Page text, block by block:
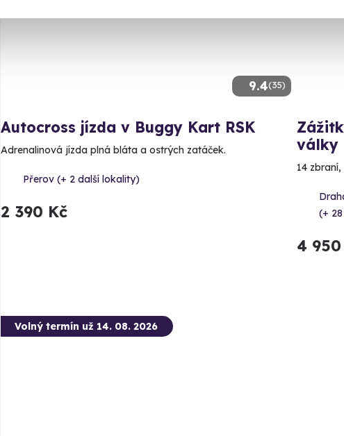
9.4(35)
Autocross jízda v Buggy Kart RSK
Adrenalinová jízda plná bláta a ostrých zatáček.
Přerov (+ 2 další lokality)
2 390 Kč
války
14
(+
4
Volný termín už 14. 08. 2026